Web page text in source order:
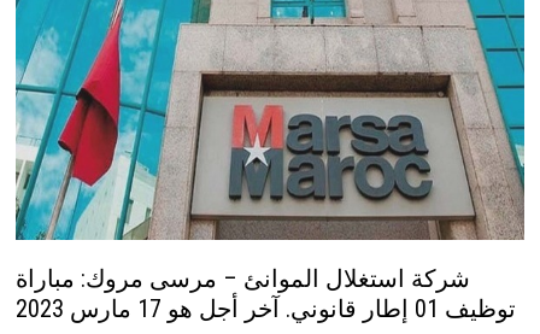
شركة استغلال الموانئ – مرسى مروك: مباراة
توظيف 01 إطار قانوني. آخر أجل هو 17 مارس 2023